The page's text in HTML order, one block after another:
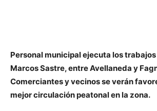
Personal municipal ejecuta los
Marcos Sastre, entre Avellaneda y
Comerciantes y vecinos se verán
mejor circulación peatonal en la zona.